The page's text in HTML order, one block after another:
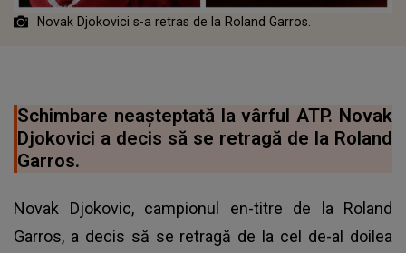
Novak Djokovici s-a retras de la Roland Garros.
Schimbare neașteptată la vârful ATP. Novak
Djokovici a decis să se retragă de la Roland
Garros.
Novak Djokovic, campionul en-titre de la Roland
Garros, a decis să se retragă de la cel de-al doilea